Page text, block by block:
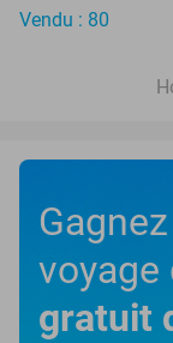
Vendu : 80
voyage
gratuit